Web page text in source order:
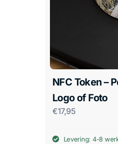
NFC Token –
Logo of Foto
€17,95
Levering: 4-8